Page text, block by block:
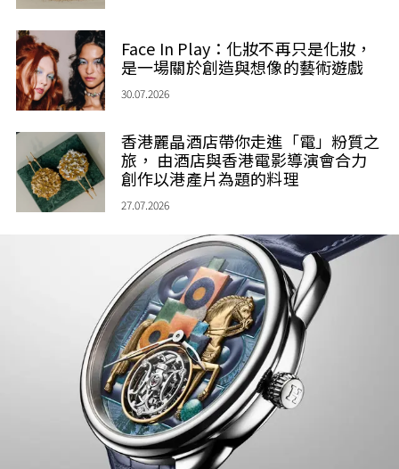
Face In Play：化妝不再只是化妝，
是一場關於創造與想像的藝術遊戲
30.07.2026
香港麗晶酒店帶你走進「電」粉質之
旅， 由酒店與香港電影導演會合力
創作以港產片為題的料理
27.07.2026